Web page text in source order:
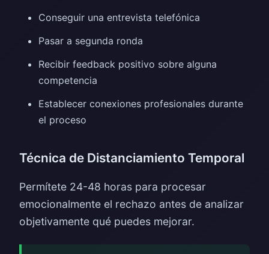
Conseguir una entrevista telefónica
Pasar a segunda ronda
Recibir feedback positivo sobre alguna
competencia
Establecer conexiones profesionales durante
el proceso
Técnica de Distanciamiento Temporal
Permítete 24-48 horas para procesar
emocionalmente el rechazo antes de analizar
objetivamente qué puedes mejorar.